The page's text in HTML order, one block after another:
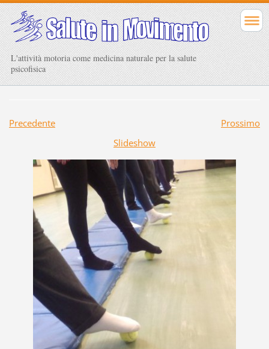
L'attività motoria come medicina naturale per la salute
psicofisica
Precedente
Prossimo
Slideshow